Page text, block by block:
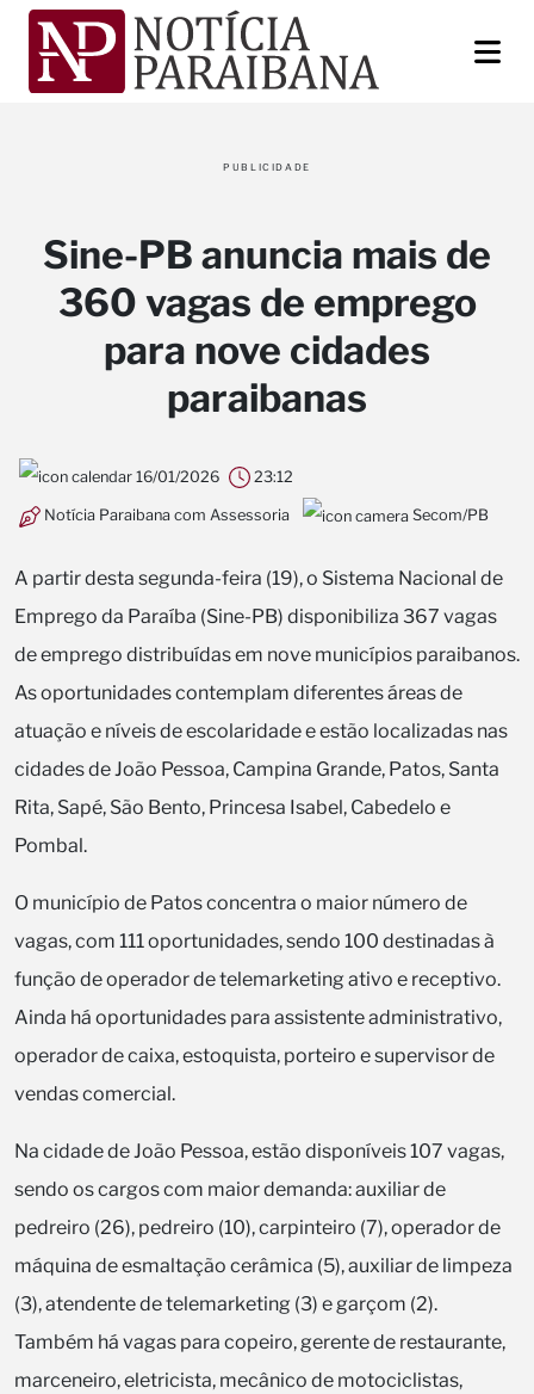
PUBLICIDADE
Sine-PB anuncia mais de
360 vagas de emprego
para nove cidades
paraibanas
16/01/2026 23:12
Notícia Paraibana com Assessoria Secom/PB
A partir desta segunda-feira (19), o Sistema Nacional de
Emprego da Paraíba (Sine-PB) disponibiliza 367 vagas
de emprego distribuídas em nove municípios paraibanos.
As oportunidades contemplam diferentes áreas de
atuação e níveis de escolaridade e estão localizadas nas
cidades de João Pessoa, Campina Grande, Patos, Santa
Rita, Sapé, São Bento, Princesa Isabel, Cabedelo e
Pombal.
O município de Patos concentra o maior número de
vagas, com 111 oportunidades, sendo 100 destinadas à
função de operador de telemarketing ativo e receptivo.
Ainda há oportunidades para assistente administrativo,
operador de caixa, estoquista, porteiro e supervisor de
vendas comercial.
Na cidade de João Pessoa, estão disponíveis 107 vagas,
sendo os cargos com maior demanda: auxiliar de
pedreiro (26), pedreiro (10), carpinteiro (7), operador de
máquina de esmaltação cerâmica (5), auxiliar de limpeza
(3), atendente de telemarketing (3) e garçom (2).
Também há vagas para copeiro, gerente de restaurante,
marceneiro, eletricista, mecânico de motociclistas,